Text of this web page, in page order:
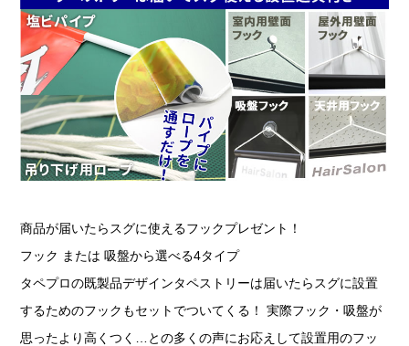
商品が届いたらスグに使えるフックプレゼント！
フック または 吸盤から選べる4タイプ
タペプロの既製品デザインタペストリーは届いたらスグに設置
するためのフックもセットでついてくる！ 実際フック・吸盤が
思ったより高くつく…との多くの声にお応えして設置用のフッ